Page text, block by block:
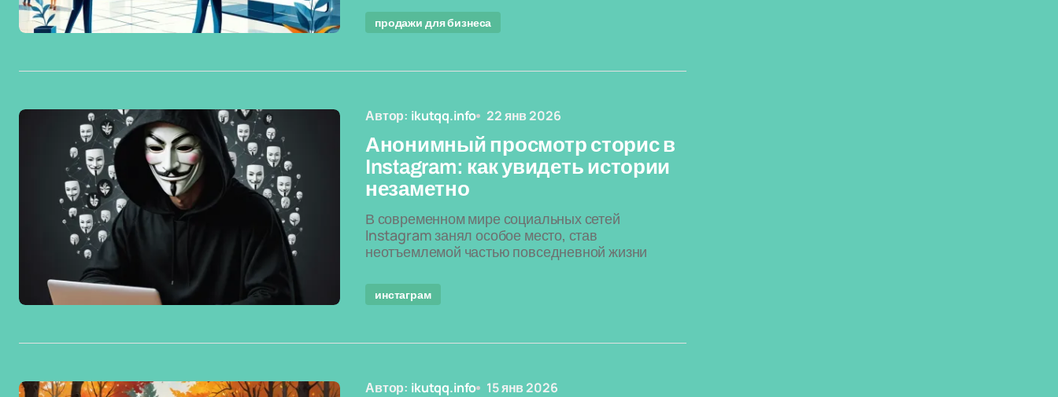
продажи для бизнеса
Автор: ikutqq.info 22 янв 2026
Анонимный просмотр сторис в
Instagram: как увидеть истории
незаметно
В современном мире социальных сетей
Instagram занял особое место, став
неотъемлемой частью повседневной жизни
инстаграм
Автор: ikutqq.info 15 янв 2026